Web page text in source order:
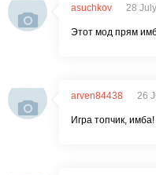
asuchkov 28
Этот мод прям
arven84438 26
Игра топчик,